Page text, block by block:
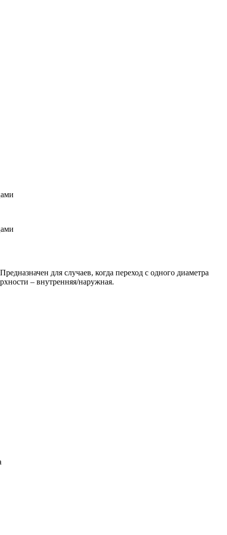
для случаев, когда переход с одного диаметра
– внутренняя/наружная.